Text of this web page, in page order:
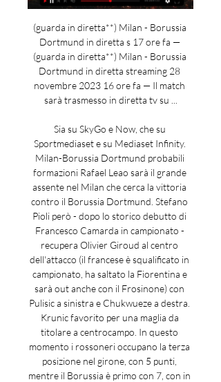
(guarda in diretta**) Milan - Borussia
Dortmund in diretta s 17 ore fa —
(guarda in diretta**) Milan - Borussia
Dortmund in diretta streaming 28
novembre 2023 16 ore fa — Il match
sarà trasmesso in diretta tv su ...
Sia su SkyGo e Now, che su
Sportmediaset e su Mediaset Infinity.
Milan-Borussia Dortmund probabili
formazioni Rafael Leao sarà il grande
assente nel Milan che cerca la vittoria
contro il Borussia Dortmund. Stefano
Pioli però - dopo lo storico debutto di
Francesco Camarda in campionato -
recupera Olivier Giroud al centro
dell'attacco (il francese è squalificato in
campionato, ha saltato la Fiorentina e
sarà out anche con il Frosinone) con
Pulisic a sinistra e Chukwueze a destra.
Krunic favorito per una maglia da
titolare a centrocampo. In questo
momento i rossoneri occupano la terza
posizione nel girone, con 5 punti,
mentre il Borussia è primo con 7, con in